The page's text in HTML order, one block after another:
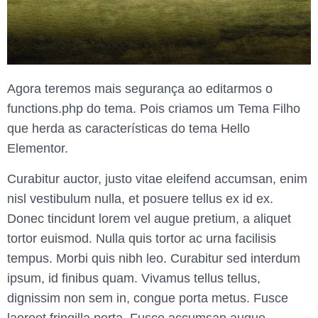
Agora teremos mais segurança ao editarmos o
functions.php do tema. Pois criamos um Tema Filho
que herda as características do tema Hello
Elementor.
Curabitur auctor, justo vitae eleifend accumsan, enim
nisl vestibulum nulla, et posuere tellus ex id ex.
Donec tincidunt lorem vel augue pretium, a aliquet
tortor euismod. Nulla quis tortor ac urna facilisis
tempus. Morbi quis nibh leo. Curabitur sed interdum
ipsum, id finibus quam. Vivamus tellus tellus,
dignissim non sem in, congue porta metus. Fusce